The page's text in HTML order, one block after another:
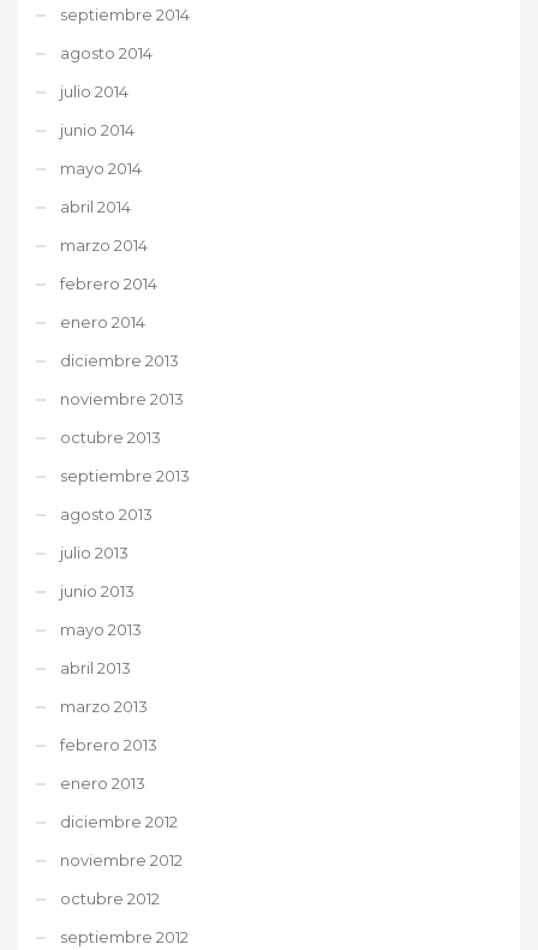
septiembre 2014
agosto 2014
julio 2014
junio 2014
mayo 2014
abril 2014
marzo 2014
febrero 2014
enero 2014
diciembre 2013
noviembre 2013
octubre 2013
septiembre 2013
agosto 2013
julio 2013
junio 2013
mayo 2013
abril 2013
marzo 2013
febrero 2013
enero 2013
diciembre 2012
noviembre 2012
octubre 2012
septiembre 2012